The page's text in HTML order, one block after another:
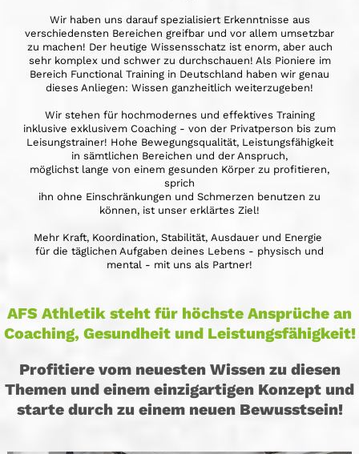
Wir haben uns darauf spezialisiert Erkenntnisse aus
verschiedensten Bereichen greifbar und vor allem umsetzbar
zu machen! Der heutige Wissensschatz ist enorm, aber auch
sehr komplex und schwer zu durchschauen! Als Pioniere im
Bereich Functional Training in Deutschland haben wir genau
dieses Anliegen: Wissen ganzheitlich weiterzugeben!
Wir stehen für hochmodernes und effektives Training
inklusive exklusivem Coaching - von der Privatperson bis zum
Leisungstrainer! Hohe Bewegungsqualität, Leistungsfähigkeit
in sämtlichen Bereichen und der Anspruch,
möglichst lange von einem gesunden Körper zu profitieren,
sprich
ihn ohne Einschränkungen und Schmerzen benutzen zu
können, ist unser erklärtes Ziel!
Mehr Kraft, Koordination, Stabilität, Ausdauer und Energie
für die täglichen Aufgaben deines Lebens - physisch und
mental - mit uns als Partner!
AFS Athletik steht für höchste Ansprüche an
Coaching, Gesundheit und Leistungsfähigkeit!
Profitiere vom neuesten Wissen zu diesen
Themen und einem einzigartigen Konzept und
starte durch zu einem neuen Bewusstsein!